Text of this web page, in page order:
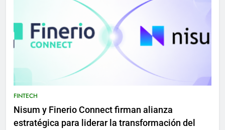
FINTECH
Nisum y Finerio Connect firman alianza
estratégica para liderar la transformación del